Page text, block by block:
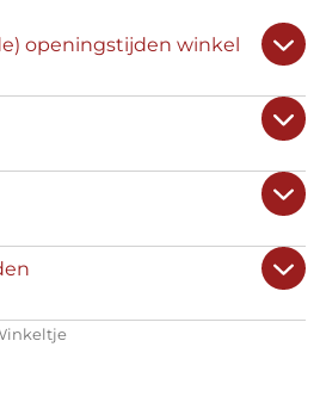
openingstijden winkel